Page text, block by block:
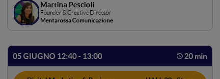
Martina Pescioli
Founder & Creative Director
Mentarossa Comunicazione
05 GIUGNO 12:40 - 13:00 20 min